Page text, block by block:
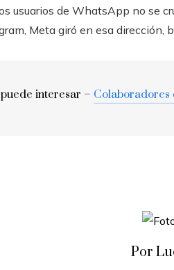
usuarios de WhatsApp no ​​se
Meta giró en esa dirección,
interesar – Colaboradores
Por